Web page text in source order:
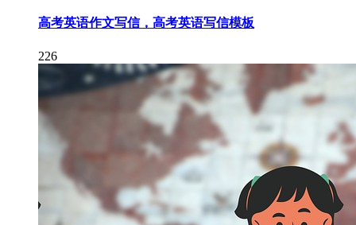
高考英语作文写信，高考英语写信模板
226